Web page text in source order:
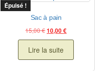
Épuisé !
Sac à pain
15,00€Le prix initial était :
10,00€Le prix
Lire la suite